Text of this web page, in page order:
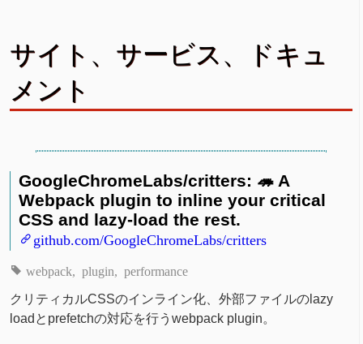
サイト、サービス、ドキュ
メント
GoogleChromeLabs/critters: 🦔 A
Webpack plugin to inline your critical
CSS and lazy-load the rest.
github.com/GoogleChromeLabs/critters
webpack plugin performance
クリティカルCSSのインライン化、外部ファイルのlazy
loadとprefetchの対応を行うwebpack plugin。